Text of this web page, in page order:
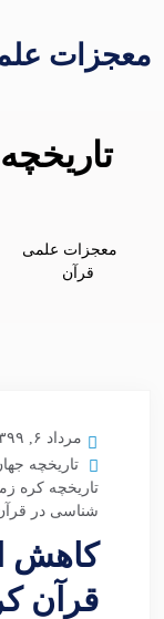
معجزات
معجزات علمی
قرآن
مرداد ۶, ۱۳۹۹
تاریخچه
تاریخچه کره
شناسی در
کاهش
قرآن